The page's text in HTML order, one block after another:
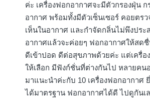
ค่ะ เครื่องฟอกอากาศจะมีตัวกรองฝุ่น
อากาศ พร้อมทั้งมีตัวเซ็นเซอร์ คอยตร
เห็นในอากาศ และกำจัดกลิ่นไม่พึงประ
อากาศแล้วจะค่อยๆ ฟอกอากาศให้สด
ดีเข้าปอด ดีต่อสุขภาพด้วยค่ะ แต่เครื่
ให้เลือก มีฟังก์ชั่นที่ต่างกันไป หลายคน
มาแนะนำค่ะกับ 10 เครื่องฟอกอากา
ได้มาตรฐาน ฟอกอากาศได้ดี ไปดูกันเ